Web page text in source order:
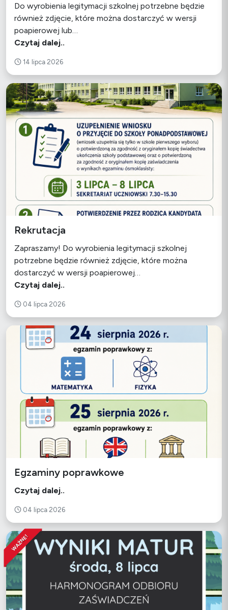
Do wyrobienia legitymacji szkolnej potrzebne będzie
również zdjęcie, które można dostarczyć w wersji
poapierowej lub…
Czytaj dalej..
14 lipca 2026
Rekrutacja
Zapraszamy! Do wyrobienia legitymacji szkolnej
potrzebne będzie również zdjęcie, które można
dostarczyć w wersji poapierowej…
Czytaj dalej..
04 lipca 2026
Egzaminy poprawkowe
Czytaj dalej..
04 lipca 2026
WAŻNE!